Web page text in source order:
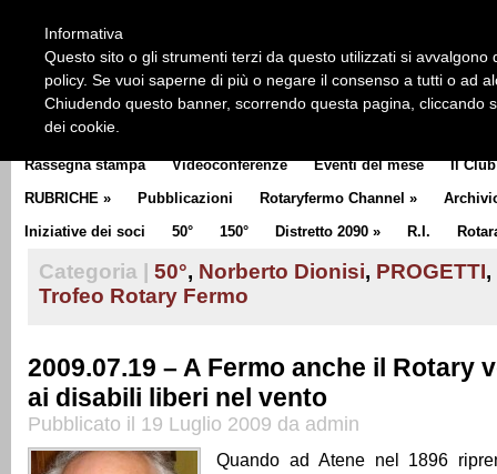
CLUB COMMUNICATOR
Rassegna stampa Videoconferenze Eventi del mese Il Club
RUBRICHE » Pubblicazioni Rotaryfermo Channel »
Iniziative dei soci
50° 150° Distretto 2090 » R.I.
Categoria | 50°, Norberto Dionisi, PROGETTI,
Trofeo Rotary Fermo
2009.07.19 – A Fermo anche il Rotary
ai disabili liberi nel vento
Pubblicato il 19 Luglio 2009 da admin
Quando ad Atene nel 1896
Informativa
Questo sito o gli strumenti terzi da questo utilizzati si
policy. Se vuoi saperne di più o negare il consenso a tutti o ad
Chiudendo questo banner, scorrendo questa pagina, cliccando
dei cookie.